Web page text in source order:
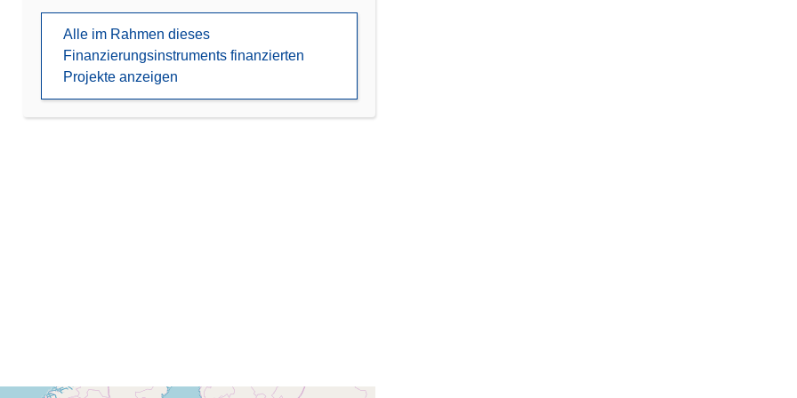
Alle im Rahmen dieses
Finanzierungsinstruments finanzierten
Projekte anzeigen